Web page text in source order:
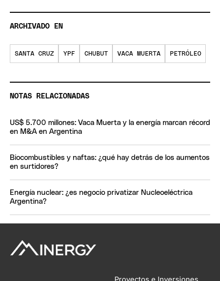
ARCHIVADO EN
SANTA CRUZ YPF CHUBUT VACA MUERTA PETRÓLEO
NOTAS RELACIONADAS
US$ 5.700 millones: Vaca Muerta y la energía marcan récord
en M&A en Argentina
Biocombustibles y naftas: ¿qué hay detrás de los aumentos
en surtidores?
Energía nuclear: ¿es negocio privatizar Nucleoeléctrica
Argentina?